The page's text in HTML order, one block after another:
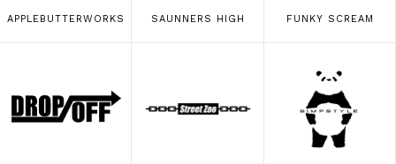
APPLEBUTTERWORKS SAUNNERS HIGH FUNKY SCREAM